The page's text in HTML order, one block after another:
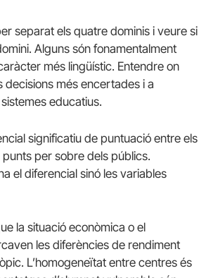
separat els quatre dominis i veure si
Alguns són fonamentalment
més lingüístic. Entendre on
més encertades i a
educatius.
significatiu de puntuació entre els
per sobre dels públics.
el diferencial sinó les variables
la situació econòmica o el
les diferències de rendiment
L’homogeneïtat entre centres és